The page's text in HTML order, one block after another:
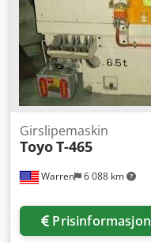
Warren 6 088 km
Girslipemaskin
ToyoT-465
Prisinformasjon